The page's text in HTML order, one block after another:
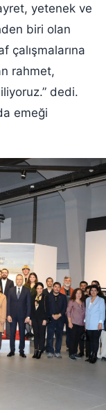
yetenek ve
biri olan
çalışmalarına
rahmet,
dedi.
emeği